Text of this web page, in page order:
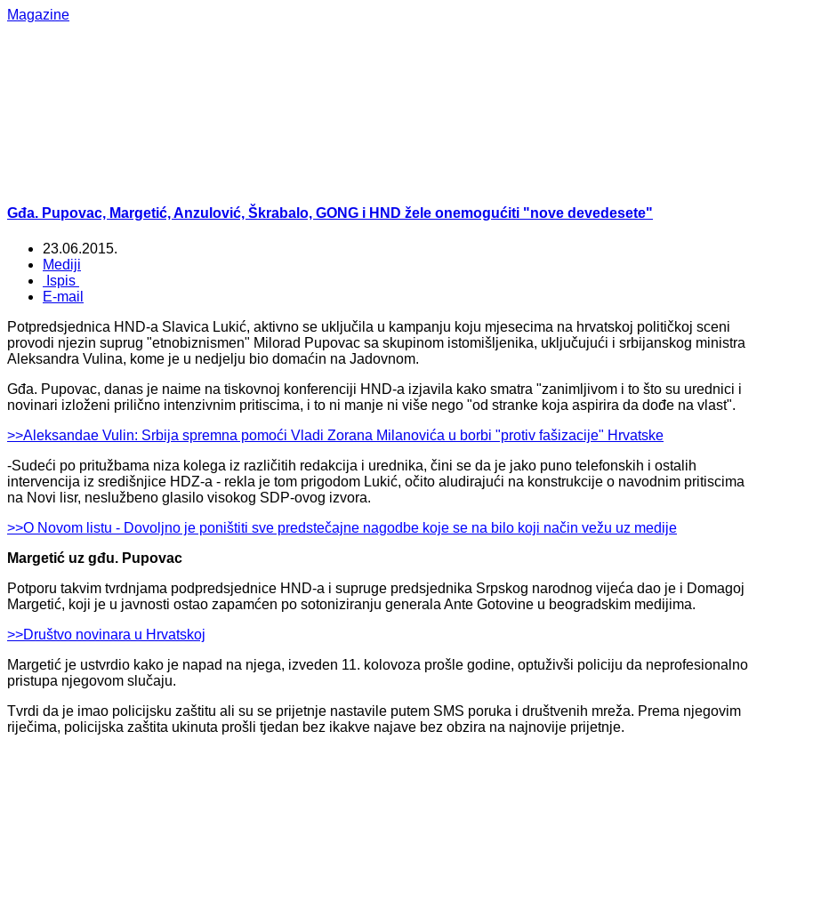
Magazine
Gđa. Pupovac, Margetić, Anzulović, Škrabalo, GONG i HND žele onemogućiti "nove devedesete"
23.06.2015.
Mediji
Ispis
E-mail
Potpredsjednica HND-a Slavica Lukić, aktivno se uključila u kampanju koju mjesecima na hrvatskoj političkoj sceni
provodi njezin suprug "etnobiznismen" Milorad Pupovac sa skupinom istomišljenika, uključujući i srbijanskog ministra
Aleksandra Vulina, kome je u nedjelju bio domaćin na Jadovnom.
Gđa. Pupovac, danas je naime na tiskovnoj konferenciji HND-a izjavila kako smatra "zanimljivom i to što su urednici i
novinari izloženi prilično intenzivnim pritiscima, i to ni manje ni više nego "od stranke koja aspirira da dođe na vlast".
>>Aleksandae Vulin: Srbija spremna pomoći Vladi Zorana Milanovića u borbi "protiv fašizacije" Hrvatske
-Sudeći po pritužbama niza kolega iz različitih redakcija i urednika, čini se da je jako puno telefonskih i ostalih
intervencija iz središnjice HDZ-a - rekla je tom prigodom Lukić, očito aludirajući na konstrukcije o navodnim pritiscima
na Novi lisr, neslužbeno glasilo visokog SDP-ovog izvora.
>>O Novom listu - Dovoljno je poništiti sve predstečajne nagodbe koje se na bilo koji način vežu uz medije
Margetić uz gđu. Pupovac
Potporu takvim tvrdnjama podpredsjednice HND-a i supruge predsjednika Srpskog narodnog vijeća dao je i Domagoj
Margetić, koji je u javnosti ostao zapamćen po sotoniziranju generala Ante Gotovine u beogradskim medijima.
>>Društvo novinara u Hrvatskoj
Margetić je ustvrdio kako je napad na njega, izveden 11. kolovoza prošle godine, optuživši policiju da neprofesionalno
pristupa njegovom slučaju.
Tvrdi da je imao policijsku zaštitu ali su se prijetnje nastavile putem SMS poruka i društvenih mreža. Prema njegovim
riječima, policijska zaštita ukinuta prošli tjedan bez ikakve najave bez obzira na najnovije prijetnje.